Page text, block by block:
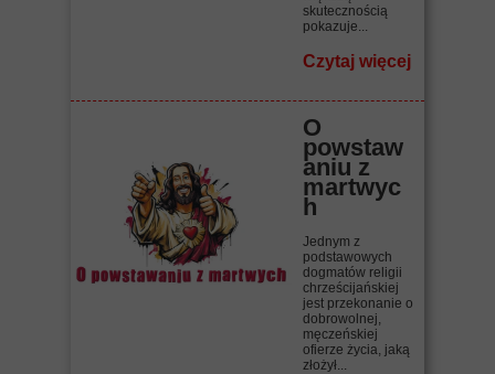
skutecznością
pokazuje...
Czytaj więcej
O
powstaw
aniu z
martwyc
h
Jednym z
podstawowych
dogmatów religii
chrześcijańskiej
jest przekonanie o
dobrowolnej,
męczeńskiej
ofierze życia, jaką
złożył...